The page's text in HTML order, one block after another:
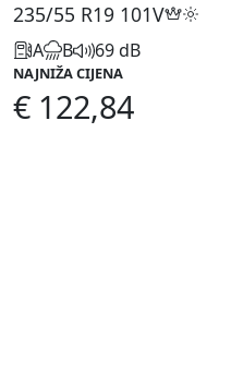
235/55 R19 101V
A B 69 dB
NAJNIŽA CIJENA
€ 122,84